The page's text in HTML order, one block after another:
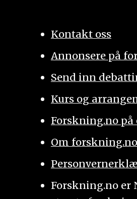
Kontakt oss
Annonsere på
Send inn
Kurs og
Forskning.no på
Om forskning.no
Forskning.no er